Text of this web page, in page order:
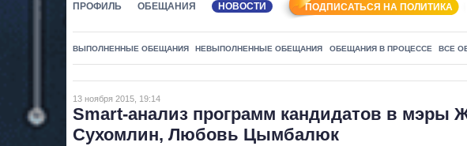
ПРОФИЛЬ ОБЕЩАНИЯ НОВОСТИ ПОДПИСАТЬСЯ НА ПОЛИТИКА
ВЫПОЛНЕННЫЕ ОБЕЩАНИЯ НЕВЫПОЛНЕННЫЕ ОБЕЩАНИЯ ОБЕЩАНИЯ В ПРОЦЕССЕ ВСЕ
13 ноября 2015, 19:14
Smart-анализ программ кандидатов в мэры
Сухомлин, Любовь Цымбалюк